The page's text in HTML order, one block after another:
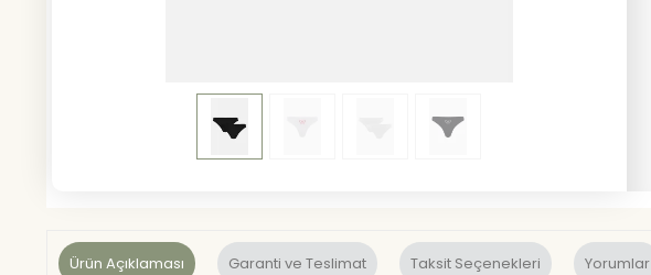
Ürün Açıklaması Garanti ve Teslimat Taksit Seçenekleri Yorumlar